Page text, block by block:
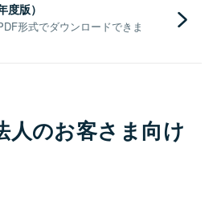
版）
形式でダウンロードできま
人のお客さま向け